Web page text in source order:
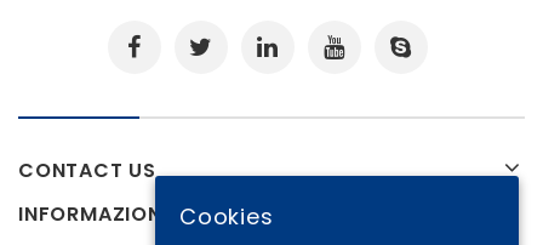
CONTACT US
INFORMAZIONI
Cookies